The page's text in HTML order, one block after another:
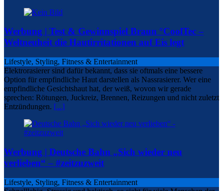
Werbung | Test & Gewinnspiel Braun °CoolTec –
Weltneuheit die Hautirritationen auf Eis legt
Lifestyle, Styling, Fitness & Entertainment
Elektrorasierer sind dafür bekannt, dass sie oftmals eine bessere
Option für empfindliche Haut darstellen als Nassrasierer. Wer eine
empfindliche Gesichtshaut hat, der weiß, wovon wir gerade
sprechen: Rötungen, Juckreiz, Brennen, Reizungen und nicht zuletzt
Entzündungen. [...]
Werbung | Deutsche Bahn „Sich wieder neu
verlieben“ – #zeitzuzweit
Lifestyle, Styling, Fitness & Entertainment